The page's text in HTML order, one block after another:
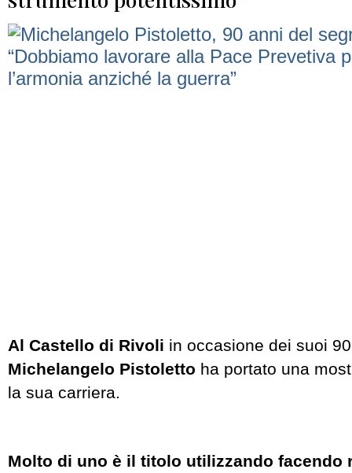
Al Castello di Rivoli in occasione dei suoi
Michelangelo Pistoletto ha portato una
la sua carriera.
Molto di uno è il titolo utilizzando facendo